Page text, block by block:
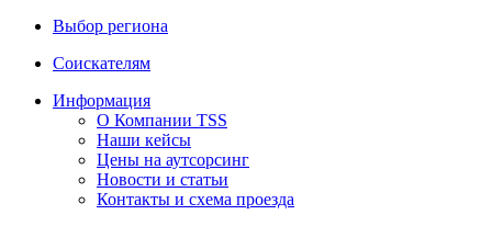
Выбор региона
Соискателям
Информация
О Компании TSS
Наши кейсы
Цены на аутсорсинг
Новости и статьи
Контакты и схема проезда